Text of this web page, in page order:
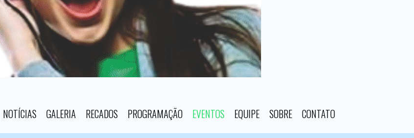
NOTÍCIAS GALERIA RECADOS PROGRAMAÇÃO EVENTOS EQUIPE SOBRE CONTATO